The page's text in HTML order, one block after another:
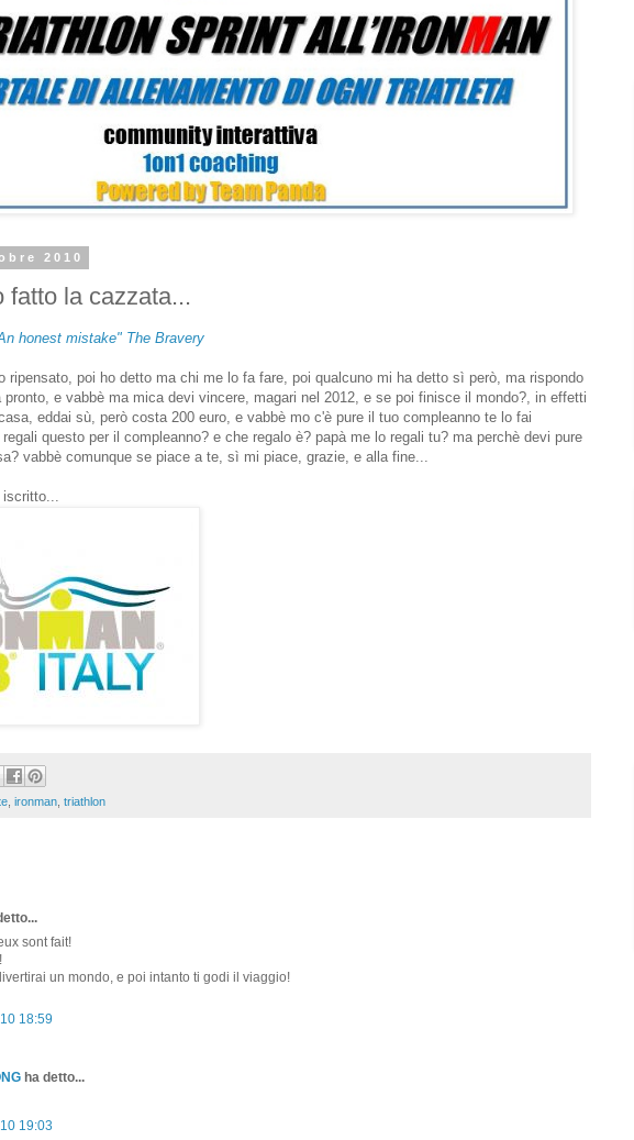
2010
fatto la cazzata...
honest mistake" The Bravery
ripensato, poi ho detto ma chi me lo fa fare, poi qualcuno mi ha detto sì però, ma rispondo
pronto, e vabbè ma mica devi vincere, magari nel 2012, e se poi finisce il mondo?, in effetti
eddai sù, però costa 200 euro, e vabbè mo c'è pure il tuo compleanno te lo fai
questo per il compleanno? e che regalo è? papà me lo regali tu? ma perchè devi pure
vabbè comunque se piace a te, sì mi piace, grazie, e alla fine...
iscritto...
ironman triathlon
sont fait!
un mondo, e poi intanto ti godi il viaggio!
18:59
ha detto...
19:03